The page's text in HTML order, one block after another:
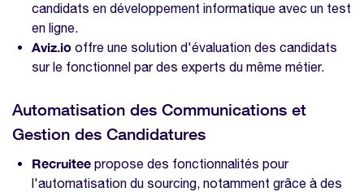
candidats en développement informatique avec un test
en ligne.
Aviz.io offre une solution d'évaluation des candidats
sur le fonctionnel par des experts du même métier.
Automatisation des Communications et
Gestion des Candidatures
Recruitee propose des fonctionnalités pour
l'automatisation du sourcing, notamment grâce à des